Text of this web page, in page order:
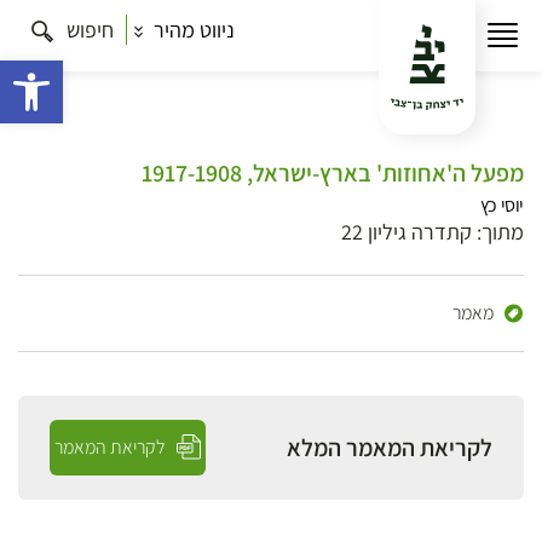
ניווט מהיר חיפוש
מפעל ה'אחוזות' בארץ-ישראל, 1917-1908
יוסי כץ
מתוך: קתדרה גיליון 22
מאמר
לקריאת המאמר המלא לקריאת המאמר